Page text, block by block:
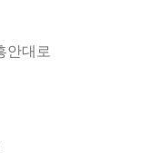
안대로